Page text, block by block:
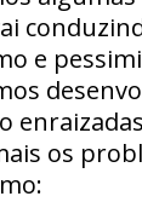
e
os